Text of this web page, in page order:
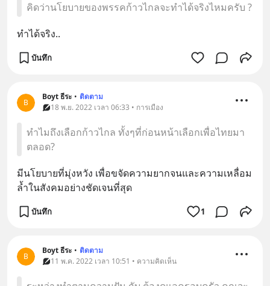
คิดว่านโยบายของพรรคก้าวไกลจะทำได้จริงไหมครับ ?
ทำได้จริง..
บันทึก
B
Boyt ธีระ • ติดตาม
18 พ.ย. 2022 เวลา 06:33 • การเมือง
ทำไมถึงเลือกก้าวไกล ทั้งๆที่ก่อนหน้าเลือกเพื่อไทยมา
ตลอด?
มีนโยบายที่มุ่งหวัง เพื่อขจัดความยากจนและความเหลื่อม
ล้ำในสังคมอย่างชัดเจนที่สุด
บันทึก 1
B
Boyt ธีระ • ติดตาม
11 พ.ค. 2022 เวลา 10:51 • ความคิดเห็น